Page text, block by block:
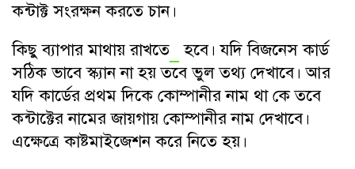
কন্টাক্ট সংরক্ষন করতে চান।
কিছু ব্যাপার মাথায় রাখতে
হবে। যদি বিজনেস কার্ড
সঠিক ভাবে স্ক্যান না হয় তবে ভুল তথ্য দেখাবে। আর
যদি কার্ডের প্রথম দিকে কোম্পানীর নাম থা কে তবে
কন্টাক্টের নামের জায়গায় কোম্পানীর নাম দেখাবে।
এক্ষেত্রে কাষ্টমাইজেশন করে নিতে হয়।